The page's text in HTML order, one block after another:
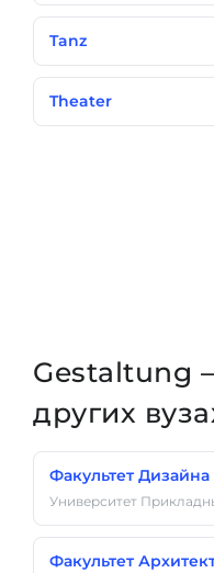
Tanz
Theater
Gestaltung
других
Факультет Дизайна
Университет
Факультет